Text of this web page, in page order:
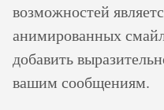
возможностей
анимированных
добавить
вашим сообщениям.